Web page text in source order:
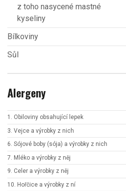
z toho nasycené mastné
kyseliny
Bílkoviny
Sůl
Alergeny
1. Obiloviny obsahující lepek
3. Vejce a výrobky z nich
6. Sójové boby (sója) a výrobky z nich
7. Mléko a výrobky z něj
9. Celer a výrobky z něj
10. Hořčice a výrobky z ní